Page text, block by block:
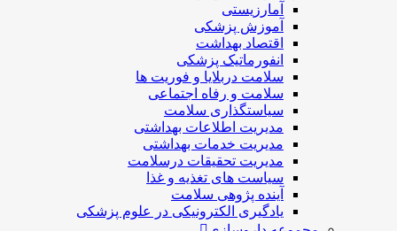
آمارزیستی
آموزش پزشکی
اقتصاد بهداشت
انفورماتیک پزشکی
سلامت دربلايا و فوريت ها
سلامت و رفاه اجتماعی
سیاستگذاری سلامت
مدیریت اطلاعات بهداشتی
مدیریت خدمات بهداشتی
مدیریت تحقیقات درسلامت
سیاست های تغذیه و غذا
آینده پژوهی سلامت
یادگیری الکترونیکی در علوم پزشکی